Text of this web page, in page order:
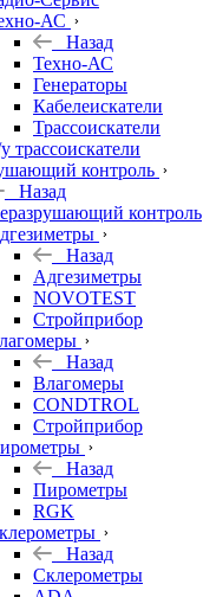
АС
Назад
Техно-АС
Генераторы
Кабелеискатели
Трассоискатели
трассоискатели
контроль
Назад
контроль
Назад
Адгезиметры
NOVOTEST
Стройприбор
Назад
Влагомеры
CONDTROL
Стройприбор
Назад
Пирометры
RGK
Назад
Склерометры